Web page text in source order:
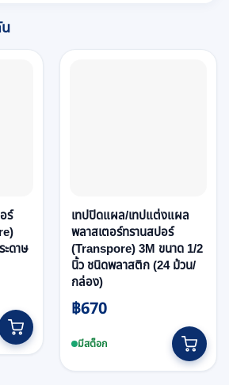
ร์
ะดาษ
เทปปิดแผล/เทปแต่งแผล
พลาสเตอร์ทรานสปอร์
(Transpore) 3M ขนาด 1/2
นิ้ว ชนิดพลาสติก (24 ม้วน/
กล่อง)
฿670
มีสต็อก